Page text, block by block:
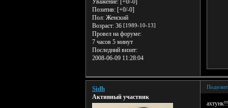
Уважение: [+0/-0]
Позитив: [+0/-0]
Пол:Женский
Возраст:36 [1989-10-13]
Провел на форуме:
7 часов 5 минут
Последний визит:
2008-06-09 11:28:04
Sidh
Активный участник
ахтунк!!